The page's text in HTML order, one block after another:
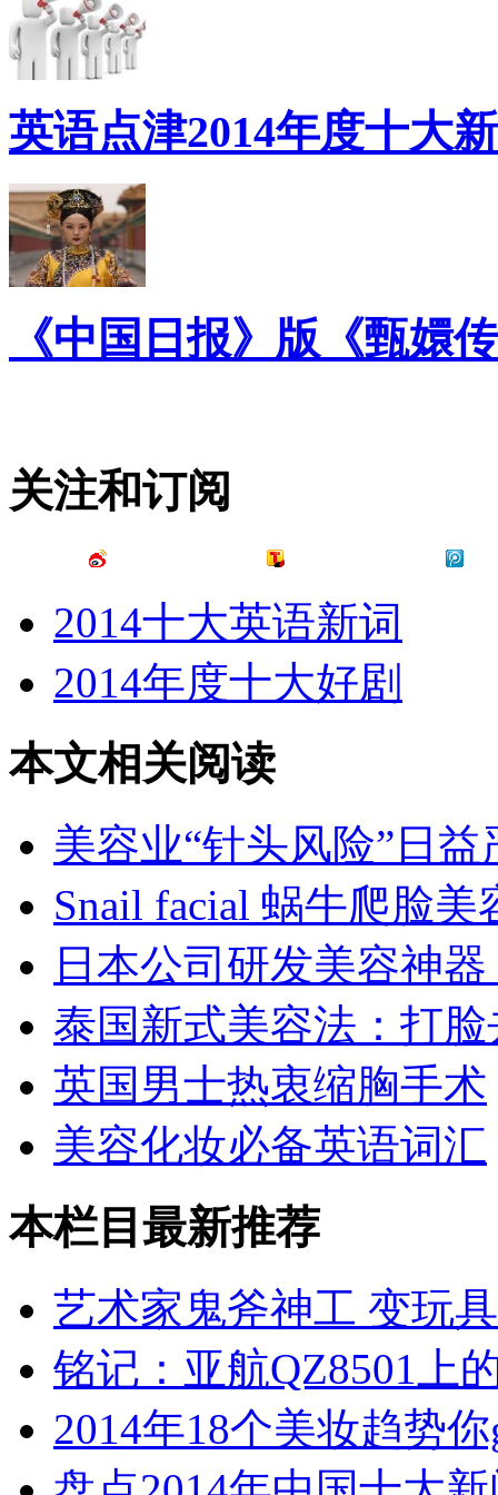
英语点津2014年度十大
《中国日报》版《甄嬛
关注和订阅
2014十大英语新词
2014年度十大好剧
本文相关阅读
美容业“针头风险”日
Snail facial 蜗牛爬脸美
日本公司研发美容神
泰国新式美容法：打
英国男士热衷缩胸手术
美容化妆必备英语词汇
本栏目最新推荐
艺术家鬼斧神工 变玩
铭记：亚航QZ8501上
2014年18个美妆趋势